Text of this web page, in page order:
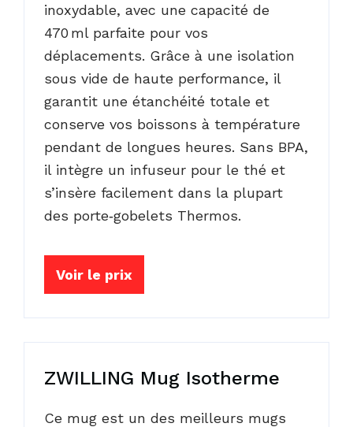
inoxydable, avec une capacité de
470 ml parfaite pour vos
déplacements. Grâce à une isolation
sous vide de haute performance, il
garantit une étanchéité totale et
conserve vos boissons à température
pendant de longues heures. Sans BPA,
il intègre un infuseur pour le thé et
s’insère facilement dans la plupart
des porte‑gobelets Thermos.
Voir le prix
ZWILLING Mug Isotherme
Ce mug est un des meilleurs mugs